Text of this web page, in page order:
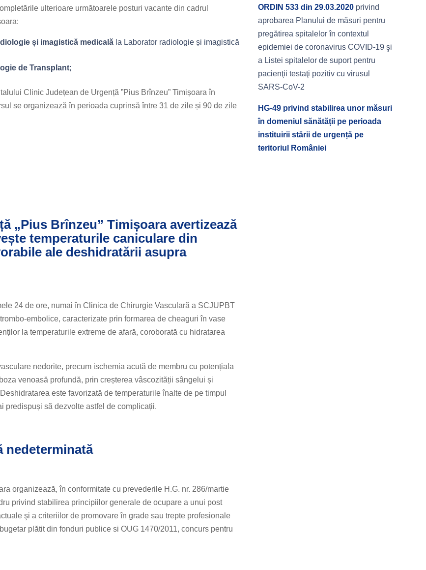
ulterioare următoarele posturi vacante din cadrul
și imagistică medicală la Laborator radiologie și imagistică
de Transplant;
Clinic Județean de Urgență ”Pius Brînzeu” Timișoara în
se organizează în perioada cuprinsă între 31 de zile și 90 de zile
„Pius Brînzeu” Timișoara avertizează
temperaturile caniculare din
ale deshidratării asupra
24 de ore, numai în Clinica de Chirurgie Vasculară a SCJUPBT
embolice, caracterizate prin formarea de cheaguri în vase
la temperaturile extreme de afară, coroborată cu hidratarea
nedorite, precum ischemia acută de membru cu potențiala
venoasă profundă, prin creșterea vâscozității sângelui și
este favorizată de temperaturile înalte de pe timpul
predispuși să dezvolte astfel de complicații.
nedeterminată
organizează, în conformitate cu prevederile H.G. nr. 286/martie
privind stabilirea principiilor generale de ocupare a unui post
şi a criteriilor de promovare în grade sau trepte profesionale
plătit din fonduri publice si OUG 1470/2011, concurs pentru
ORDIN 533 din 29.03.2020privind
aprobarea Planului de măsuri pentru
pregătirea spitalelor în contextul
epidemiei de coronavirus COVID-19 şi
a Listei spitalelor de suport pentru
pacienţii testaţi pozitiv cu virusul
SARS-CoV-2
HG-49 privind stabilirea unor măsuri
în domeniul sănătății pe perioada
instituirii stării de urgență pe
teritoriul României